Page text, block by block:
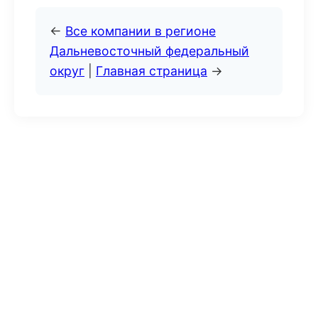
← Все компании в регионе
Дальневосточный федеральный
округ
Главная страница →